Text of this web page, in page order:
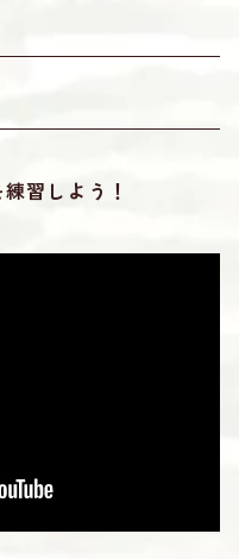
習しよう！